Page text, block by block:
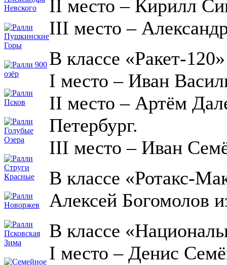
II место – Кирилл
III место –
В классе «Ракет-120»
I место – Иван
II место – Артём
Петербург.
III место – Иван
В классе «Ротакс-
Алексей Богомолов
В классе
I место – Денис